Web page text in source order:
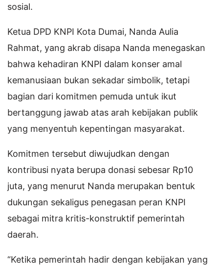
sosial.
Ketua DPD KNPI Kota Dumai, Nanda Aulia
Rahmat, yang akrab disapa Nanda menegaskan
bahwa kehadiran KNPI dalam konser amal
kemanusiaan bukan sekadar simbolik, tetapi
bagian dari komitmen pemuda untuk ikut
bertanggung jawab atas arah kebijakan publik
yang menyentuh kepentingan masyarakat.
Komitmen tersebut diwujudkan dengan
kontribusi nyata berupa donasi sebesar Rp10
juta, yang menurut Nanda merupakan bentuk
dukungan sekaligus penegasan peran KNPI
sebagai mitra kritis-konstruktif pemerintah
daerah.
“Ketika pemerintah hadir dengan kebijakan yang